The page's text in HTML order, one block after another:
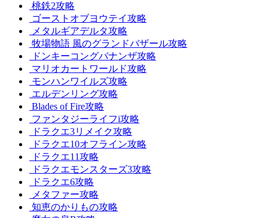
桃鉄2攻略
ゴーストオブヨウテイ攻略
メタルギアデルタ攻略
牧場物語 風のグランドバザール攻略
ドンキーコングバナンザ攻略
マリオカートワールド攻略
モンハンワイルズ攻略
エルデンリング攻略
Blades of Fire攻略
ファンタジーライフi攻略
ドラクエ3リメイク攻略
ドラクエ10オフライン攻略
ドラクエ11攻略
ドラクエモンスターズ3攻略
ドラクエ6攻略
メタファー攻略
知恵のかりもの攻略